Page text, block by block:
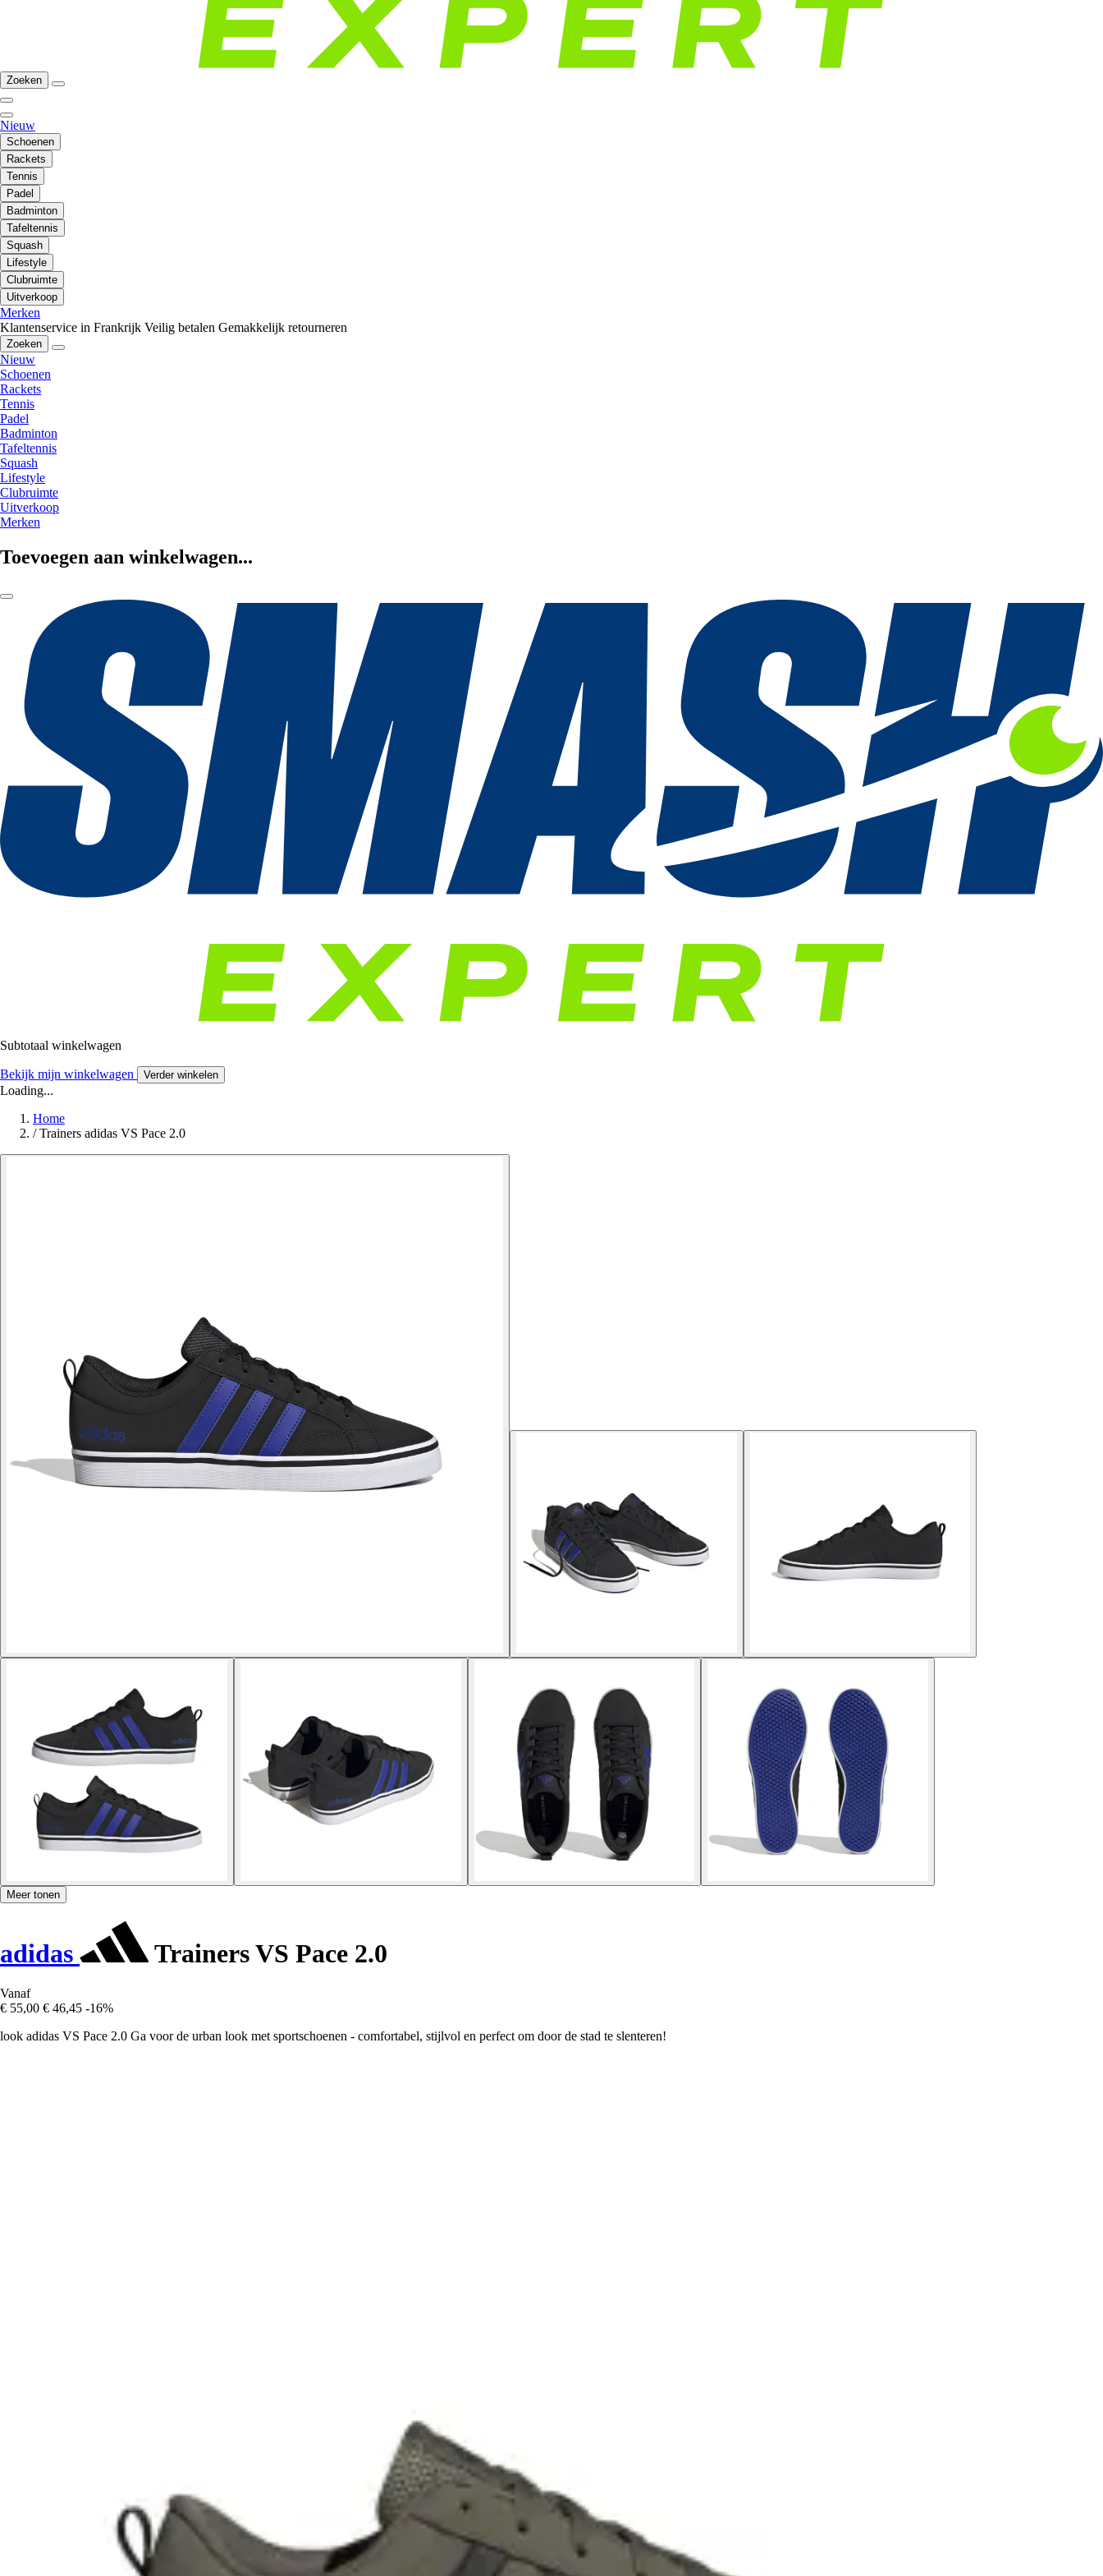
Zoeken
Nieuw
Schoenen
Rackets
Tennis
Padel
Badminton
Tafeltennis
Squash
Lifestyle
Clubruimte
Uitverkoop
Merken
Klantenservice in Frankrijk Veilig betalen Gemakkelijk retourneren
Zoeken
Nieuw
Schoenen
Rackets
Tennis
Padel
Badminton
Tafeltennis
Squash
Lifestyle
Clubruimte
Uitverkoop
Merken
Toevoegen aan winkelwagen...
Subtotaal winkelwagen
Bekijk mijn winkelwagen Verder winkelen
Loading...
Home
/ Trainers adidas VS Pace 2.0
Meer tonen
adidas Trainers VS Pace 2.0
Vanaf
€ 55,00 € 46,45 -16%
look adidas VS Pace 2.0 Ga voor de urban look met sportschoenen - comfortabel, stijlvol en perfect om door de stad te slenteren!